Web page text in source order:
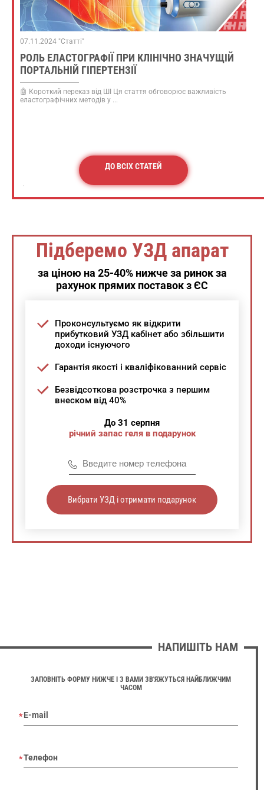
07.11.2024 "Статті"
РОЛЬ ЕЛАСТОГРАФІЇ ПРИ КЛІНІЧНО ЗНАЧУЩІЙ
ПОРТАЛЬНІЙ ГІПЕРТЕНЗІЇ
🤖 Короткий переказ від ШІ Ця стаття обговорює важливість
еластографічних методів у ...
ДО ВСІХ СТАТЕЙ
Підберемо УЗД апарат
за ціною на 25-40% нижче за ринок за
рахунок прямих поставок з ЄС
Проконсультуємо як відкрити
прибутковий УЗД кабінет або збільшити
доходи існуючого
Гарантія якості і кваліфікованний сервіс
Безвідсоткова розстрочка з першим
внеском від 40%
До 31 серпня
річний запас геля в подарунок
Вибрати УЗД і отримати подарунок
НАПИШІТЬ НАМ
ЗАПОВНІТЬ ФОРМУ НИЖЧЕ І З ВАМИ ЗВ'ЯЖУТЬСЯ НАЙБЛИЖЧИМ
ЧАСОМ
E-mail
Телефон